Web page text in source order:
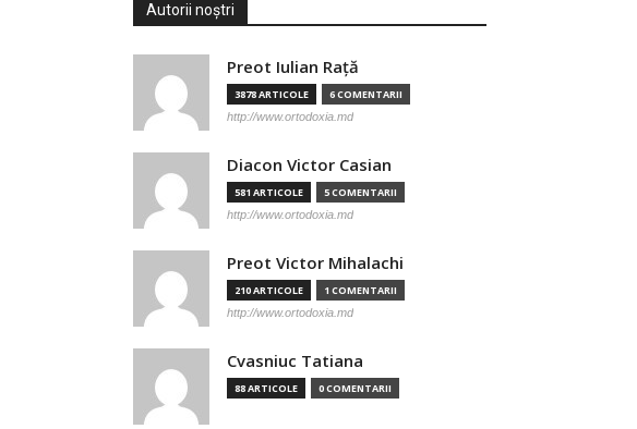
Autorii noștri
Preot Iulian Raţă
3878 ARTICOLE 6 COMENTARII
http://www.ortodoxia.md
Diacon Victor Casian
581 ARTICOLE 5 COMENTARII
http://www.ortodoxia.md
Preot Victor Mihalachi
210 ARTICOLE 1 COMENTARII
http://www.ortodoxia.md
Cvasniuc Tatiana
88 ARTICOLE 0 COMENTARII